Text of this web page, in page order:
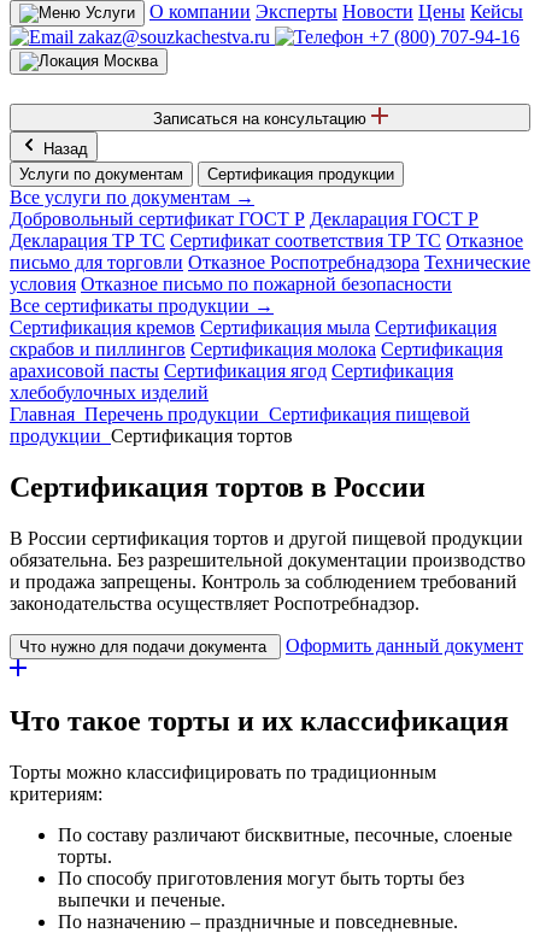
Услуги О компании Эксперты Новости Цены Кейсы
zakaz@souzkachestva.ru
+7 (800) 707-94-16
Москва
Записаться на консультацию
Назад
Услуги по документам
Сертификация продукции
Все услуги по документам →
Добровольный сертификат ГОСТ Р Декларация ГОСТ Р
Декларация ТР ТС Сертификат соответствия ТР ТС Отказное
письмо для торговли Отказное Роспотребнадзора Технические
условия Отказное письмо по пожарной безопасности
Все сертификаты продукции →
Сертификация кремов Сертификация мыла Сертификация
скрабов и пиллингов Сертификация молока Сертификация
арахисовой пасты Сертификация ягод Сертификация
хлебобулочных изделий
Главная Перечень продукции Сертификация пищевой
продукции Сертификация тортов
Сертификация тортов в России
В России сертификация тортов и другой пищевой продукции
обязательна. Без разрешительной документации производство
и продажа запрещены. Контроль за соблюдением требований
законодательства осуществляет Роспотребнадзор.
Что нужно для подачи документа Оформить данный документ
Что такое торты и их классификация
Торты можно классифицировать по традиционным
критериям:
По составу различают бисквитные, песочные, слоеные
торты.
По способу приготовления могут быть торты без
выпечки и печеные.
По назначению – праздничные и повседневные.